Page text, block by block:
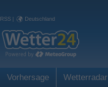
RSS | Deutschland
Vorhersage Wetterradar